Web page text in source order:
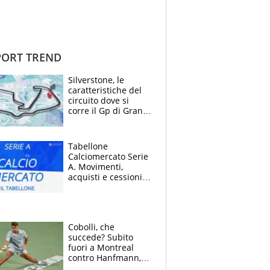
TREND
Silverstone, le
caratteristiche del
circuito dove si
corre il Gp di Gran
Tabellone
Calciomercato Serie
A. Movimenti,
acquisti e cessioni:
Cobolli, che
succede? Subito
fuori a Montreal
contro Hanfmann,